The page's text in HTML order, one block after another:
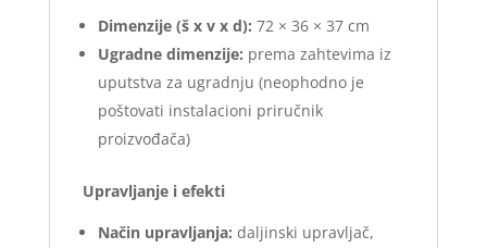
Dimenzije (š x v x d): 72 × 36 × 37 cm
Ugradne dimenzije: prema zahtevima iz
uputstva za ugradnju (neophodno je
poštovati instalacioni priručnik
proizvođača)
Upravljanje i efekti
Način upravljanja: daljinski upravljač,